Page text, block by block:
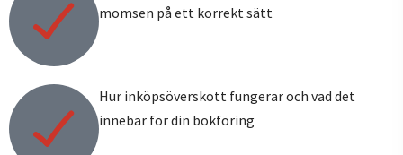
momsen på ett korrekt sätt
Hur inköpsöverskott fungerar och vad det
innebär för din bokföring